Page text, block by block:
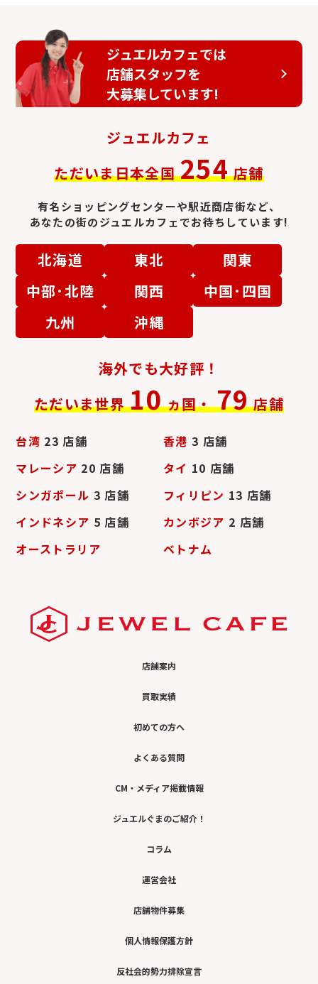
アクアマリン
ペリドット アメシスト
ラピスラズリ
ジュエルカフェでは
店舗スタッフを
大募集しています!
ジュエルカフェ
ただいま日本全国 254 店舗
有名ショッピングセンターや駅近商店街など、
あなたの街のジュエルカフェでお待ちしています!
北海道 東北
関東
中部･北陸
関西
中国･四国
九州
沖縄
海外でも大好評！
ただいま世界 10 ヵ国・ 79 店舗
台湾 23 店舗 香港 3 店舗
マレーシア 20 店舗 タイ 10 店舗
シンガポール 3 店舗 フィリピン 13 店舗
インドネシア 5 店舗 カンボジア 2 店舗
オーストラリア
ベトナム
店舗案内
買取実績
初めての方へ
よくある質問
CM・メディア掲載情報
ジュエルぐまのご紹介！
コラム
運営会社
店舗物件募集
個人情報保護方針
反社会的勢力排除宣言